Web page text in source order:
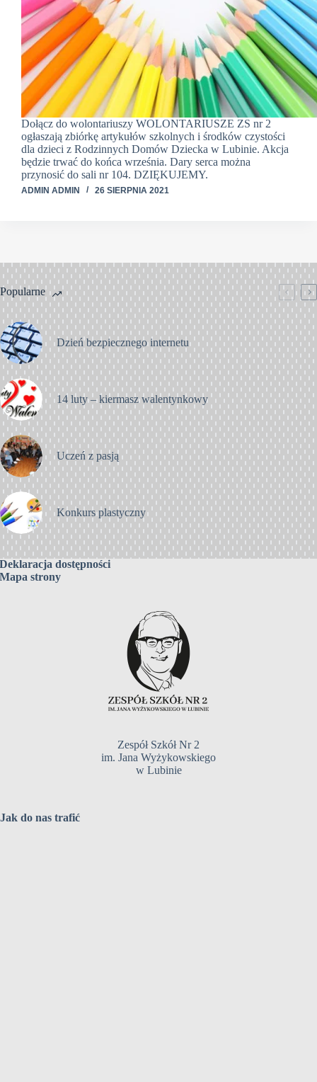
Dołącz do wolontariuszy WOLONTARIUSZE ZS nr 2
ogłaszają zbiórkę artykułów szkolnych i środków czystości
dla dzieci z Rodzinnych Domów Dziecka w Lubinie. Akcja
będzie trwać do końca września. Dary serca można
przynosić do sali nr 104. DZIĘKUJEMY.
ADMIN ADMIN 26 SIERPNIA 2021
Popularne
Dzień bezpiecznego internetu
14 luty – kiermasz walentynkowy
Uczeń z pasją
Konkurs plastyczny
Deklaracja dostępności
Mapa strony
Zespół Szkół Nr 2
im. Jana Wyżykowskiego
w Lubinie
Jak do nas trafić